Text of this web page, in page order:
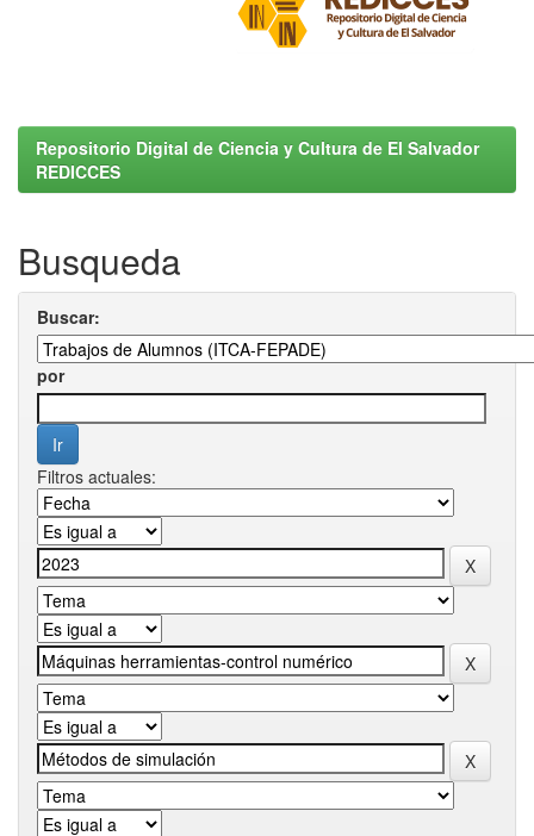
Repositorio Digital de Ciencia y Cultura de El Salvador
REDICCES
Busqueda
Buscar:
por
Filtros actuales: